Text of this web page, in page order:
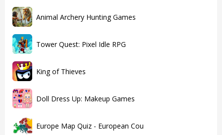
Animal Archery Hunting Games
Tower Quest: Pixel Idle RPG
King of Thieves
Doll Dress Up: Makeup Games
Europe Map Quiz - European Cou